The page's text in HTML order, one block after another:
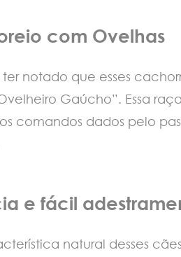
com Ovelhas
notado que esses
Gaúcho”. Essa
comandos dados pelo
e fácil
natural desses